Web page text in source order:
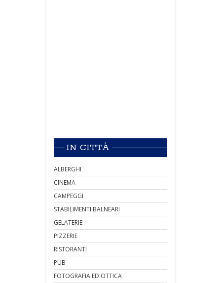
IN CITTÀ
ALBERGHI
CINEMA
CAMPEGGI
STABILIMENTI BALNEARI
GELATERIE
PIZZERIE
RISTORANTI
PUB
FOTOGRAFIA ED OTTICA